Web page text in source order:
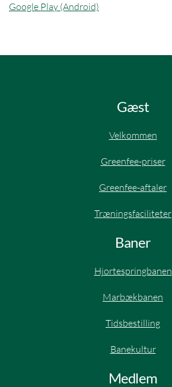
Google Play (Android)
Gæst
Velkommen
Greenfee-priser
Greenfee-aftaler​
Træningsfaciliteter
Baner
Hjortespringbanen​
Marbækbanen
Tidsbestilling
Banekultur
Medlem